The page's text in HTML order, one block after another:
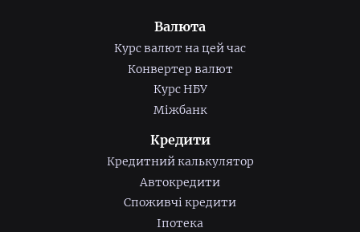
Валюта
Курс валют на цей час
Конвертер валют
Курс НБУ
Міжбанк
Кредити
Кредитний калькулятор
Автокредити
Споживчі кредити
Іпотека